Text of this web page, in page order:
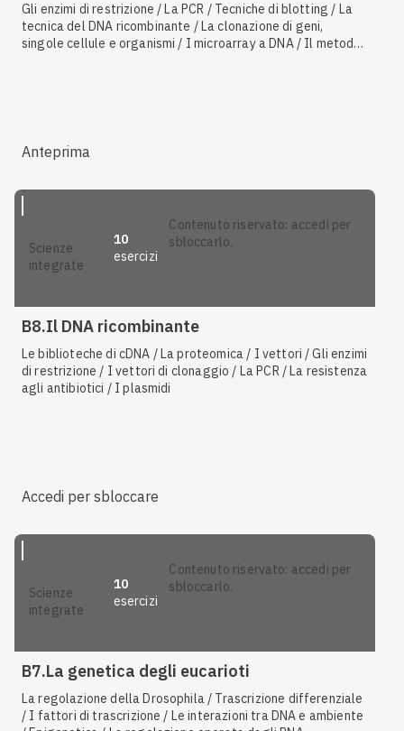
Gli enzimi di restrizione / La PCR / Tecniche di blotting / La
tecnica del DNA ricombinante / La clonazione di geni,
singole cellule e organismi / I microarray a DNA / Il metodo
inversa / Il Progetto Genoma Umano / Il sequenziamento
del DNA
Anteprima
scienze
integrate
10
esercizi
contenuto riservato: accedi per
sbloccarlo.
B8.Il DNA ricombinante
Le biblioteche di cDNA / La proteomica / I vettori / Gli enzimi
di restrizione / I vettori di clonaggio / La PCR / La resistenza
agli antibiotici / I plasmidi
Accedi per sbloccare
scienze
integrate
10
esercizi
contenuto riservato: accedi per
sbloccarlo.
B7.La genetica degli eucarioti
La regolazione della Drosophila / Trascrizione differenziale
/ I fattori di trascrizione / Le interazioni tra DNA e ambiente